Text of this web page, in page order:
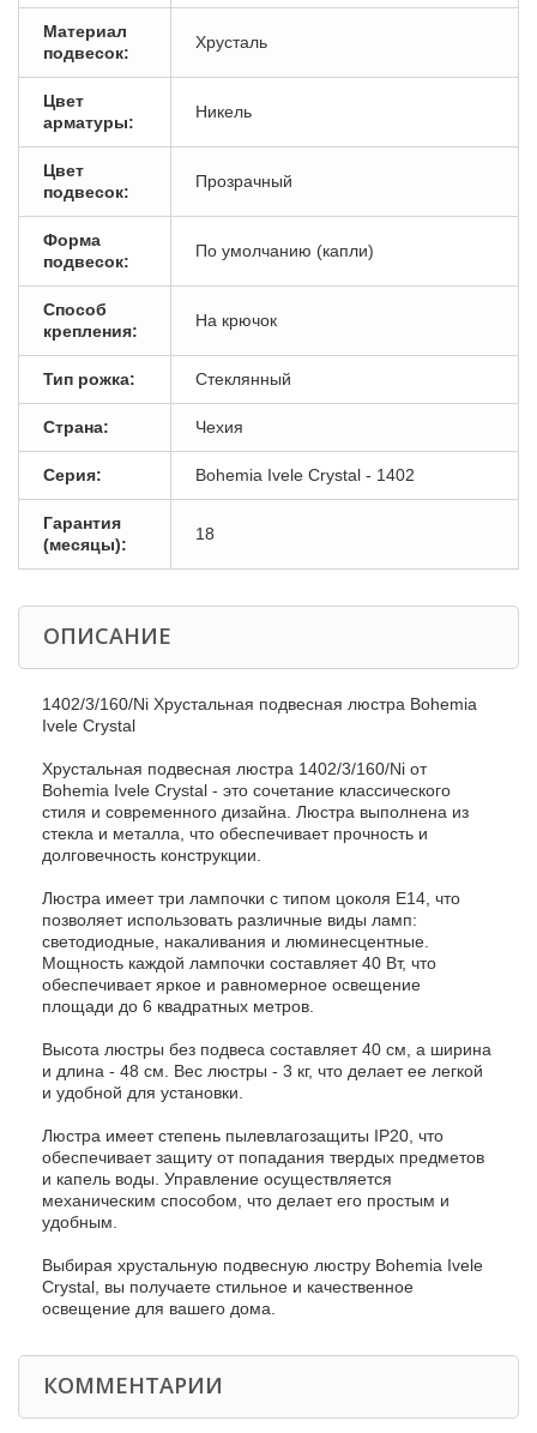
Материал
подвесок:
Хрусталь
Цвет
арматуры:
Никель
Цвет
подвесок:
Прозрачный
Форма
подвесок:
По умолчанию (капли)
Способ
крепления:
На крючок
Тип рожка: Стеклянный
Страна: Чехия
Серия: Bohemia Ivele Crystal - 1402
Гарантия
(месяцы):
18
ОПИСАНИЕ
1402/3/160/Ni Хрустальная подвесная люстра Bohemia
Ivele Crystal
Хрустальная подвесная люстра 1402/3/160/Ni от
Bohemia Ivele Crystal - это сочетание классического
стиля и современного дизайна. Люстра выполнена из
стекла и металла, что обеспечивает прочность и
долговечность конструкции.
Люстра имеет три лампочки с типом цоколя E14, что
позволяет использовать различные виды ламп:
светодиодные, накаливания и люминесцентные.
Мощность каждой лампочки составляет 40 Вт, что
обеспечивает яркое и равномерное освещение
площади до 6 квадратных метров.
Высота люстры без подвеса составляет 40 см, а ширина
и длина - 48 см. Вес люстры - 3 кг, что делает ее легкой
и удобной для установки.
Люстра имеет степень пылевлагозащиты IP20, что
обеспечивает защиту от попадания твердых предметов
и капель воды. Управление осуществляется
механическим способом, что делает его простым и
удобным.
Выбирая хрустальную подвесную люстру Bohemia Ivele
Crystal, вы получаете стильное и качественное
освещение для вашего дома.
КОММЕНТАРИИ